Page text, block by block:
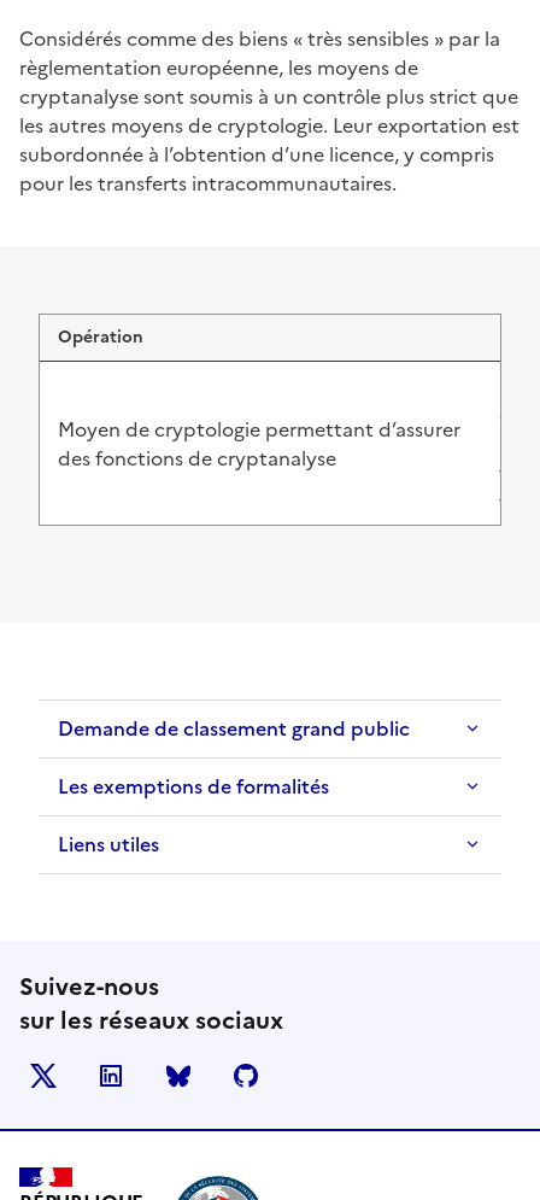
Considérés comme des biens « très sensibles » par la
règlementation européenne, les moyens de
cryptanalyse sont soumis à un contrôle plus strict que
les autres moyens de cryptologie. Leur exportation est
subordonnée à l’obtention d’une licence, y compris
pour les transferts intracommunautaires.
Opération
Moyen de cryptologie permettant d’assurer
des fonctions de cryptanalyse
et
Demande de classement grand public
Les exemptions de formalités
Liens utiles
Suivez-nous
sur les réseaux sociaux
LinkedIn BlueSky